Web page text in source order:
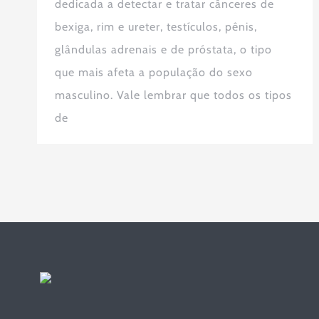
dedicada a detectar e tratar cânceres de
bexiga, rim e ureter, testículos, pênis,
glândulas adrenais e de próstata, o tipo
que mais afeta a população do sexo
masculino. Vale lembrar que todos os tipos
de